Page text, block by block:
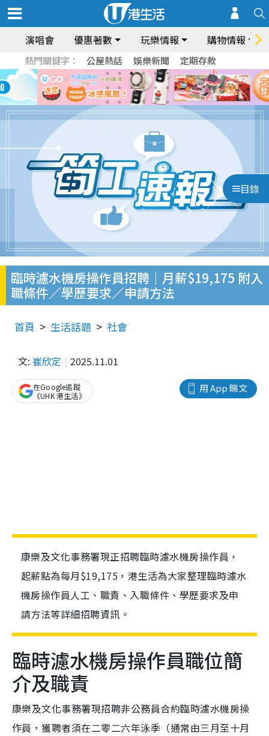
演唱會 優惠著數 玩樂情報 購物情報
熱門關鍵字： 公屋熱話 娛樂新聞 定期存款
目錄
臨時濾水機房操作員招聘｜月薪$19,175 附入
職條件／學歷要求／申請方法
首頁 生活話題 社會
文: 崔欣定 2025.11.01
用 App 睇文
在Google追蹤
《UHK 港生活》
康樂及文化事務署現正招聘臨時濾水機房操作員，
起薪點為每月$19,175，港生活為大家整理臨時濾水
機房操作員人工、職責、入職條件、學歷要求及申
請方法等詳細招聘資訊。
臨時濾水機房操作員職位簡
介及職責
康樂及文化事務署現招聘非公務員合約臨時濾水機房操
作員，獲聘者須在二零二六年泳季（通常由三月至十月